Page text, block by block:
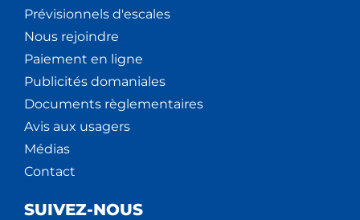
Prévisionnels d'escales
Nous rejoindre
Paiement en ligne
Publicités domaniales
Documents règlementaires
Avis aux usagers
Médias
Contact
SUIVEZ-NOUS